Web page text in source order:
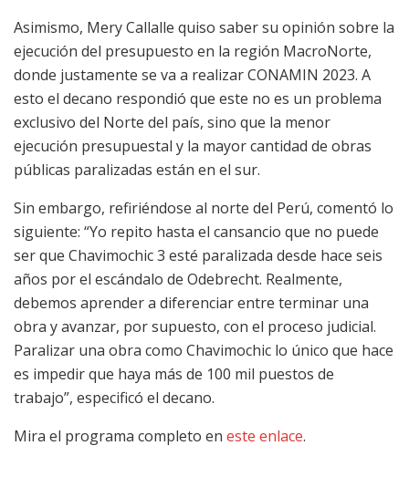
Asimismo, Mery Callalle quiso saber su opinión sobre la
ejecución del presupuesto en la región MacroNorte,
donde justamente se va a realizar CONAMIN 2023. A
esto el decano respondió que este no es un problema
exclusivo del Norte del país, sino que la menor
ejecución presupuestal y la mayor cantidad de obras
públicas paralizadas están en el sur.
Sin embargo, refiriéndose al norte del Perú, comentó lo
siguiente: “Yo repito hasta el cansancio que no puede
ser que Chavimochic 3 esté paralizada desde hace seis
años por el escándalo de Odebrecht. Realmente,
debemos aprender a diferenciar entre terminar una
obra y avanzar, por supuesto, con el proceso judicial.
Paralizar una obra como Chavimochic lo único que hace
es impedir que haya más de 100 mil puestos de
trabajo”, especificó el decano.
Mira el programa completo en este enlace.